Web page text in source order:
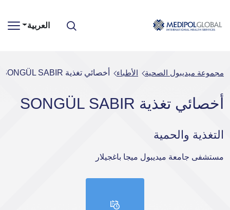
العربية
مجموعة ميديبول الصحية الأطباء أخصائي تغذية SONGÜL SABIR
أخصائي تغذية SONGÜL SABIR
التغذية والحمية
مستشفى جامعة ميديبول ميجا باغجيلار